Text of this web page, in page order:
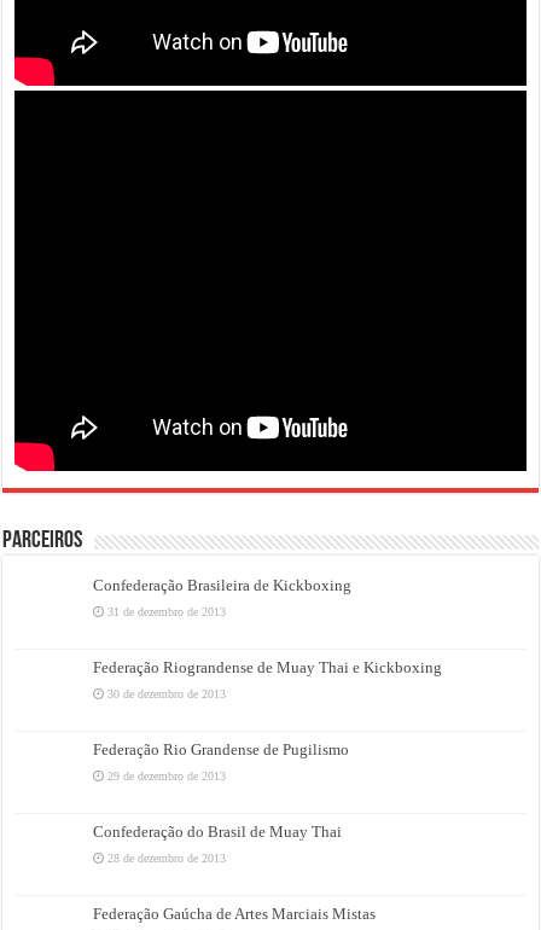
PARCEIROS
Confederação Brasileira de Kickboxing
31 de dezembro de 2013
Federação Riograndense de Muay Thai e Kickboxing
30 de dezembro de 2013
Federação Rio Grandense de Pugilismo
29 de dezembro de 2013
Confederação do Brasil de Muay Thai
28 de dezembro de 2013
Federação Gaúcha de Artes Marciais Mistas